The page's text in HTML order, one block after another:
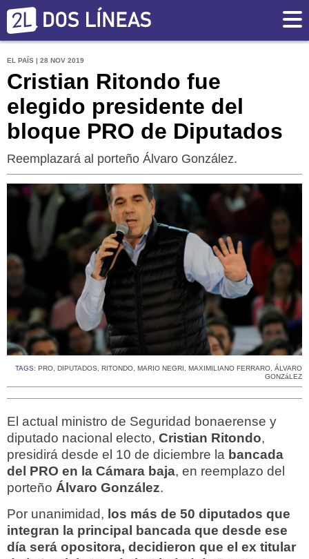
EL PAÍS | 28 NOV 2019
Cristian Ritondo fue
elegido presidente del
bloque PRO de Diputados
Reemplazará al porteño Álvaro González.
TAGS: PRO, DIPUTADOS, RITONDO, MARIO NEGRI , MAXIMILIANO FERRARO, ÁLVARO
GONZáLEZ
El actual ministro de Seguridad bonaerense y
diputado nacional electo, Cristian Ritondo,
presidirá desde el 10 de diciembre la bancada
del PRO en la Cámara baja, en reemplazo del
porteño Álvaro González.
Por unanimidad, los más de 50 diputados que
integran la principal bancada que desde ese
día será opositora, decidieron que el ex titular